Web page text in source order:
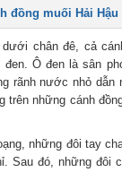
đồng muối Hải Hậu
dưới chân đê, cả
đen. Ô đen là sân
rãnh nước nhỏ dẫn
trên những cánh
những đôi tay
Sau đó, những đôi